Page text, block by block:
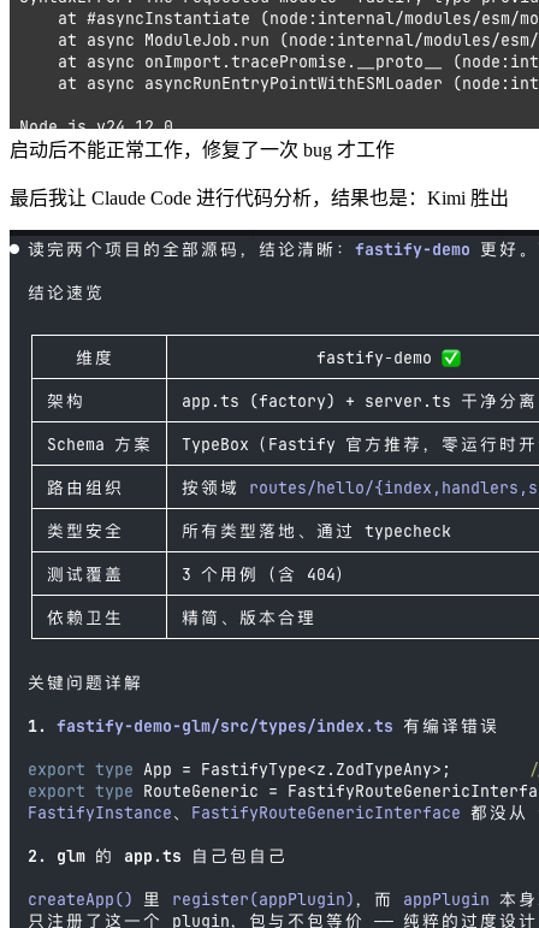
启动后不能正常工作，修复了一次 bug 才工作
最后我让 Claude Code 进行代码分析，结果也是：Kimi 胜出